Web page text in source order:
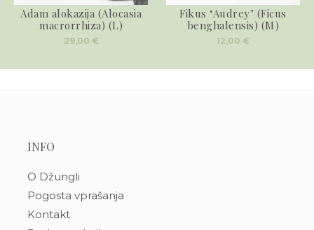
Adam alokazija (Alocasia
macrorrhiza) (L)
29,00 €
Fikus ‘Audrey’ (Ficus
benghalensis) (M)
12,00 €
INFO
O Džungli
Pogosta vprašanja
Kontakt